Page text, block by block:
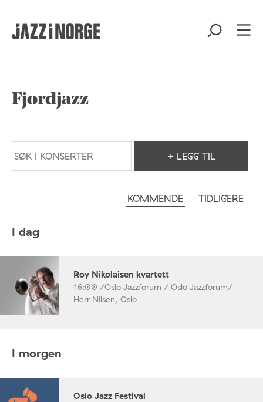
Fjordjazz
+ LEGG TIL
KOMMENDE TIDLIGERE
I dag
Roy Nikolaisen kvartett
16:00 /Oslo Jazzforum / Oslo Jazzforum/
Herr Nilsen, Oslo
I morgen
Oslo Jazz Festival